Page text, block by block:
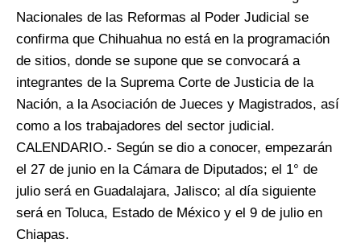
Nacionales de las Reformas al Poder Judicial se
confirma que Chihuahua no está en la programación
de sitios, donde se supone que se convocará a
integrantes de la Suprema Corte de Justicia de la
Nación, a la Asociación de Jueces y Magistrados, así
como a los trabajadores del sector judicial.
CALENDARIO.- Según se dio a conocer, empezarán
el 27 de junio en la Cámara de Diputados; el 1° de
julio será en Guadalajara, Jalisco; al día siguiente
será en Toluca, Estado de México y el 9 de julio en
Chiapas.